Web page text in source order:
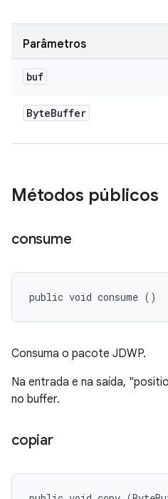
Parâmetros
buf
ByteBuffer
Métodos públicos
consume
public void consume ()
Consuma o pacote JDWP.
Na entrada e na saída,
no buffer.
copiar